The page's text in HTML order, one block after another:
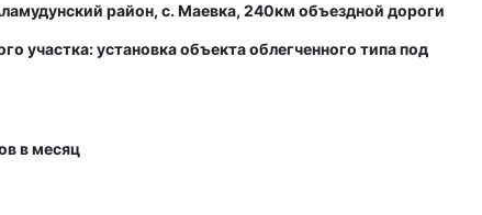
район, с. Маевка, 240км объездной дороги
участка: установка объекта облегченного типа под
в месяц